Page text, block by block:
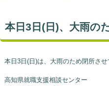
本日3日(日)、大雨の
本日3日(日)は、大雨のため閉所させ
高知県就職支援相談センター